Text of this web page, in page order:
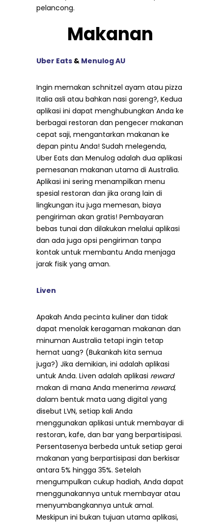
pelancong.
Makanan
Uber Eats & Menulog AU
Ingin memakan schnitzel ayam atau pizza
Italia asli atau bahkan nasi goreng?, Kedua
aplikasi ini dapat menghubungkan Anda ke
berbagai restoran dan pengecer makanan
cepat saji, mengantarkan makanan ke
depan pintu Anda! Sudah melegenda,
Uber Eats dan Menulog adalah dua aplikasi
pemesanan makanan utama di Australia.
Aplikasi ini sering menampilkan menu
spesial restoran dan jika orang lain di
lingkungan itu juga memesan, biaya
pengiriman akan gratis! Pembayaran
bebas tunai dan dilakukan melalui aplikasi
dan ada juga opsi pengiriman tanpa
kontak untuk membantu Anda menjaga
jarak fisik yang aman.
Liven
Apakah Anda pecinta kuliner dan tidak
dapat menolak keragaman makanan dan
minuman Australia tetapi ingin tetap
hemat uang? (Bukankah kita semua
juga?) Jika demikian, ini adalah aplikasi
untuk Anda. Liven adalah aplikasi reward
makan di mana Anda menerima reward,
dalam bentuk mata uang digital yang
disebut LVN, setiap kali Anda
menggunakan aplikasi untuk membayar di
restoran, kafe, dan bar yang berpartisipasi.
Persentasenya berbeda untuk setiap gerai
makanan yang berpartisipasi dan berkisar
antara 5% hingga 35%. Setelah
mengumpulkan cukup hadiah, Anda dapat
menggunakannya untuk membayar atau
menyumbangkannya untuk amal.
Meskipun ini bukan tujuan utama aplikasi,